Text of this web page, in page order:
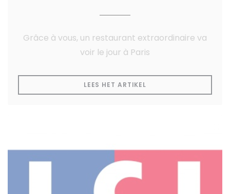
Grâce à vous, un restaurant extraordinaire va
voir le jour à Paris
LEES HET ARTIKEL